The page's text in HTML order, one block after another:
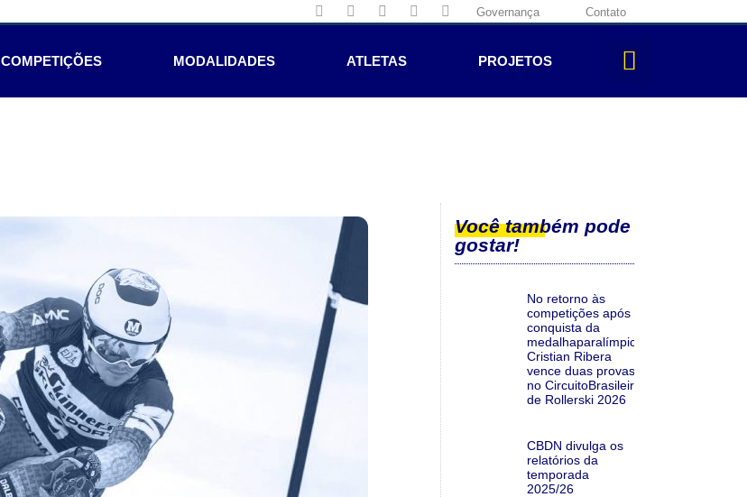
Governança Contato
COMPETIÇÕES MODALIDADES ATLETAS PROJETOS
Você também pode
gostar!
No retorno às
competições após a
conquista da
medalhaparalímpica,
Cristian Ribera
vence duas provas
no CircuitoBrasileiro
de Rollerski 2026
CBDN divulga os
relatórios da
temporada
2025/26